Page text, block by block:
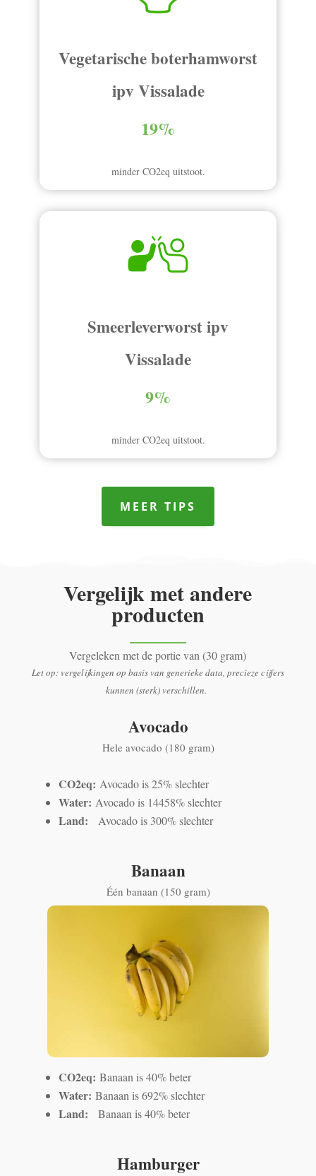
Vegetarische boterhamworst
ipv Vissalade
19%
minder CO2eq uitstoot.
Smeerleverworst ipv
Vissalade
9%
minder CO2eq uitstoot.
MEER TIPS
Vergelijk met andere
producten
Vergeleken met de portie van (30 gram)
Let op: vergelijkingen op basis van generieke data, precieze cijfers
kunnen (sterk) verschillen.
Avocado
Hele avocado (180 gram)
CO2eq:Avocado is 25% slechter
Water:Avocado is 14458% slechter
Land:Avocado is 300% slechter
Banaan
Één banaan (150 gram)
CO2eq:Banaan is 40% beter
Water:Banaan is 692% slechter
Land:Banaan is 40% beter
Hamburger